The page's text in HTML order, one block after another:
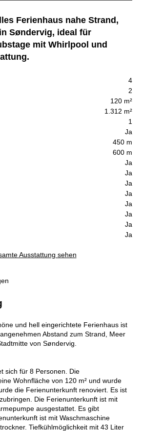
Ferienhaus nahe Strand,
Søndervig, ideal für
mit Whirlpool und
4
2
120 m²
1.312 m²
1
Ja
450 m
600 m
Ja
Ja
Ja
Ja
Ja
Ja
Ja
Ja
Ausstattung sehen
und hell eingerichtete Ferienhaus ist
Abstand zum Strand, Meer
von Søndervig.
sich für 8 Personen. Die
Wohnfläche von 120 m² und wurde
die Ferienunterkunft renoviert. Es ist
Die Ferienunterkunft ist mit
ausgestattet. Es gibt
ist mit Waschmaschine
Tiefkühlmöglichkeit mit 43 Liter